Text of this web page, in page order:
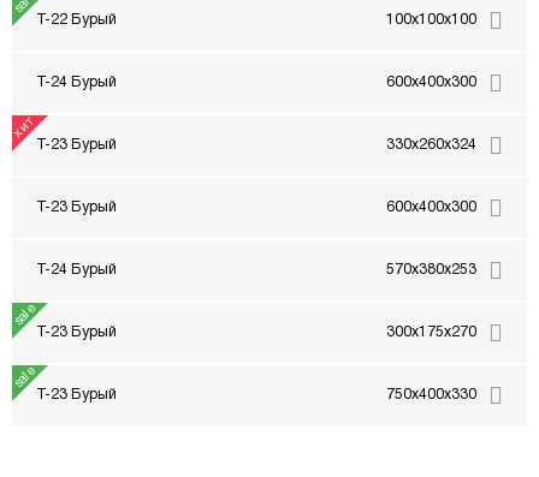
Т-22 Бурый 100x100x100
Т-24 Бурый 600x400x300
Т-23 Бурый 330x260x324
Т-23 Бурый 600x400x300
Т-24 Бурый 570x380x253
Т-23 Бурый 300x175x270
Т-23 Бурый 750x400x330